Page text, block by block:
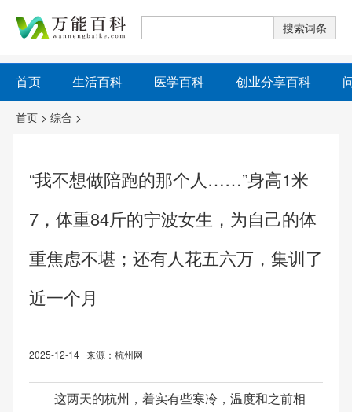
首页 生活百科 医学百科 创业分享百科
首页 > 综合 >
“我不想做陪跑的那个人……”身高1米
7，体重84斤的宁波女生，为自己的体
重焦虑不堪；还有人花五六万，集训了
近一个月
2025-12-14 来源：杭州网
这两天的杭州，着实有些寒冷，温度和之前相